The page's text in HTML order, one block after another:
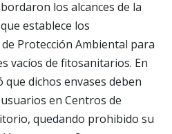
los alcances de la
establece los
Protección Ambiental para
vacíos de fitosanitarios. En
dichos envases deben
en Centros de
quedando prohibido su